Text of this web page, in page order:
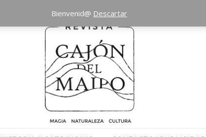
Bienvenid@ Descartar